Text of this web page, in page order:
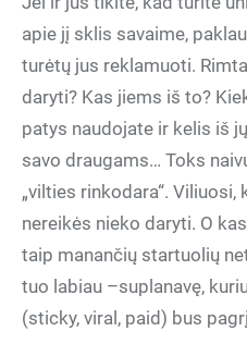
apie jį sklis savaime,
turėtų jus reklamuoti.
daryti? Kas jiems iš to?
patys naudojate ir kelis iš
savo draugams… Toks
„vilties rinkodara“.
nereikės nieko daryti. O
taip manančių startuolių
tuo labiau –suplanavę,
(sticky, viral, paid) bus